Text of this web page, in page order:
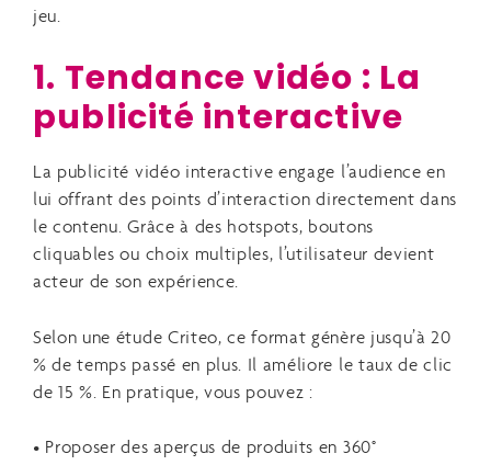
jeu.
1. Tendance vidéo : La
publicité interactive
La publicité vidéo interactive engage l’audience en
lui offrant des points d’interaction directement dans
le contenu. Grâce à des hotspots, boutons
cliquables ou choix multiples, l’utilisateur devient
acteur de son expérience.
Selon une étude Criteo, ce format génère jusqu’à 20
% de temps passé en plus. Il améliore le taux de clic
de 15 %. En pratique, vous pouvez :
• Proposer des aperçus de produits en 360°